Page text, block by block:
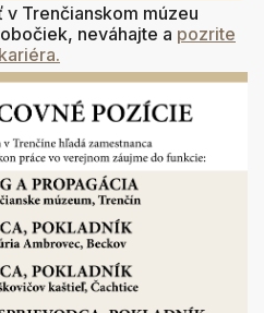
Trenčianskom múzeu
neváhajte a pozrite